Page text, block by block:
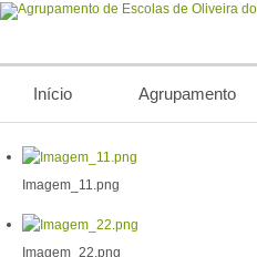
Início Agrupamento
Imagem_11.png
Imagem_22.png